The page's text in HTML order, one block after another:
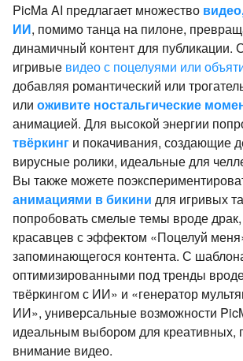
PicMa AI предлагает множество
ИИ, помимо танца на пилоне,
динамичный контент для публикации.
игривые видео с поцелуями или
добавляя романтический или
или оживите ностальгические
анимацией. Для высокой энергии
твёркинг и покачивания, создающие
вирусные ролики, идеальные для
Вы также можете
анимациями в бикини для игривых
попробовать смелые темы вроде
красавцев с эффектом «Поцелуй
запоминающегося контента. С
оптимизированными под тренды
твёркингом с ИИ» и «генератор
ИИ», универсальные возможности
идеальным выбором для креативных,
внимание видео.